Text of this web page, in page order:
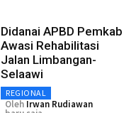
Didanai APBD Pemkab
Awasi Rehabilitasi
Jalan Limbangan-
Selaawi
REGIONAL
Oleh Irwan Rudiawan